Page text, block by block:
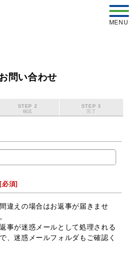
問い合わせ
STEP 2
確認
STEP 3
完了
[必須]
違えの場合はお返事が届きませ
事が迷惑メールとして処理される
、迷惑メールフォルダもご確認く